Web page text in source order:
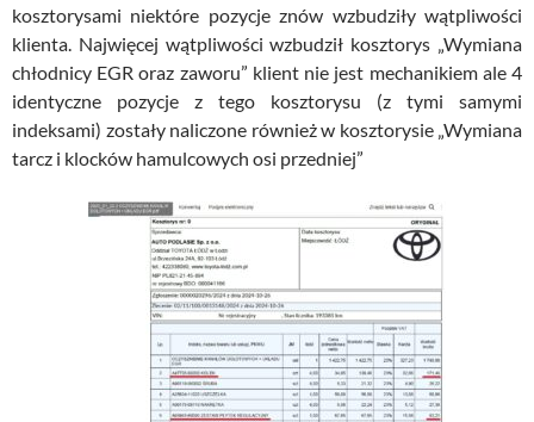
kosztorysami niektóre pozycje znów wzbudziły wątpliwości
klienta. Najwięcej wątpliwości wzbudził kosztorys „Wymiana
chłodnicy EGR oraz zaworu” klient nie jest mechanikiem ale 4
identyczne pozycje z tego kosztorysu (z tymi samymi
indeksami) zostały naliczone również w kosztorysie „Wymiana
tarcz i klocków hamulcowych osi przedniej”